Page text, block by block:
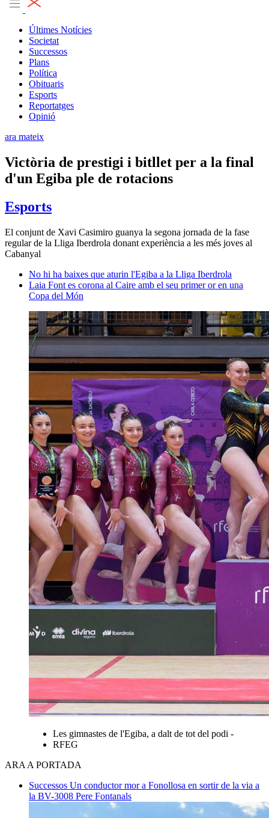
Últimes Notícies
Societat
Successos
Plans
Política
Obituaris
Esports
Reportatges
Opinió
ara mateix
Victòria de prestigi i bitllet per a la final
d'un Egiba ple de rotacions
Esports
El conjunt de Xavi Casimiro guanya la segona jornada de la fase
regular de la Lliga Iberdrola donant experiència a les més joves al
Cabanyal
No hi ha baixes que aturin l'Egiba a la Lliga Iberdrola
Laia Font es corona al Caire amb el seu primer or en una
Copa del Món
Les gimnastes de l'Egiba, a dalt de tot del podi -
RFEG
ARA A PORTADA
Successos Un conductor mor a Fonollosa en sortir de la via a
la BV-3008 Pere Fontanals